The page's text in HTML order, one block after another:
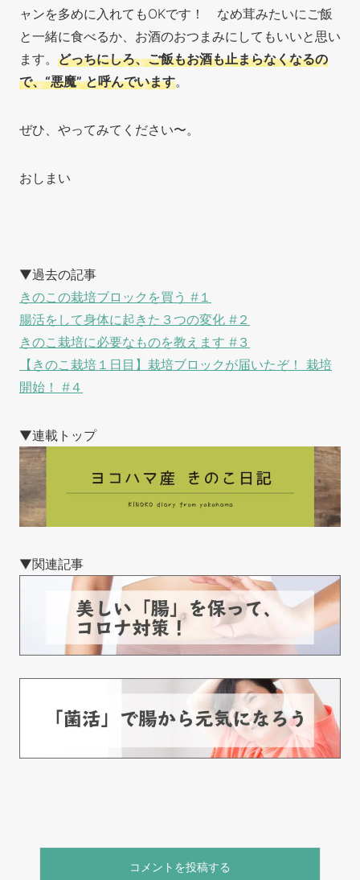
ャンを多めに入れてもOKです！ なめ茸みたいにご飯
と一緒に食べるか、お酒のおつまみにしてもいいと思い
ます。 どっちにしろ、ご飯もお酒も止まらなくなるの
で、“悪魔” と呼んでいます。
ぜひ、やってみてください〜。
おしまい
▼過去の記事
きのこの栽培ブロックを買う #１
腸活をして身体に起きた３つの変化 #２
きのこ栽培に必要なものを教えます #３
【きのこ栽培１日目】栽培ブロックが届いたぞ！ 栽培
開始！ #４
▼連載トップ
▼関連記事
コメントを投稿する